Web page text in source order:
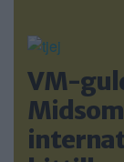
VM-